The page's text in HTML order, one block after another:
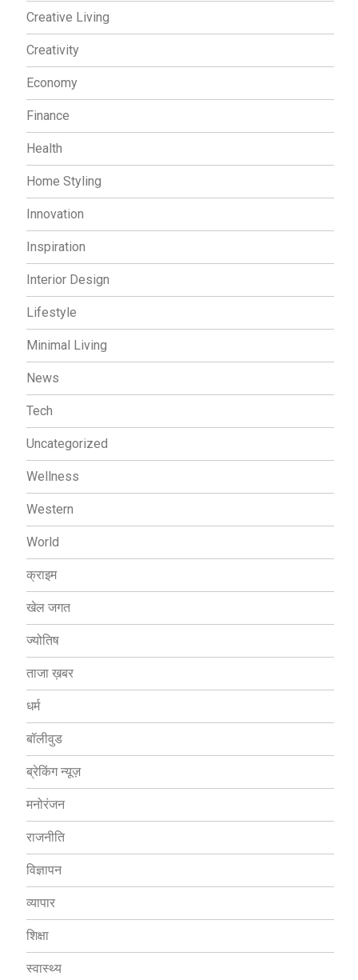
Creative Living
Creativity
Economy
Finance
Health
Home Styling
Innovation
Inspiration
Interior Design
Lifestyle
Minimal Living
News
Tech
Uncategorized
Wellness
Western
World
क्राइम
खेल जगत
ज्योतिष
ताजा ख़बर
धर्म
बॉलीवुड
ब्रेकिंग न्यूज़
मनोरंजन
राजनीति
विज्ञापन
व्यापार
शिक्षा
स्वास्थ्य